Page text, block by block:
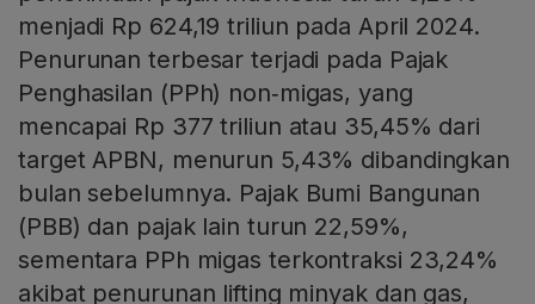
menjadi Rp 624,19 triliun pada April 2024.
Penurunan terbesar terjadi pada Pajak
Penghasilan (PPh) non‑migas, yang
mencapai Rp 377 triliun atau 35,45% dari
target APBN, menurun 5,43% dibandingkan
bulan sebelumnya. Pajak Bumi Bangunan
(PBB) dan pajak lain turun 22,59%,
sementara PPh migas terkontraksi 23,24%
akibat penurunan lifting minyak dan gas,